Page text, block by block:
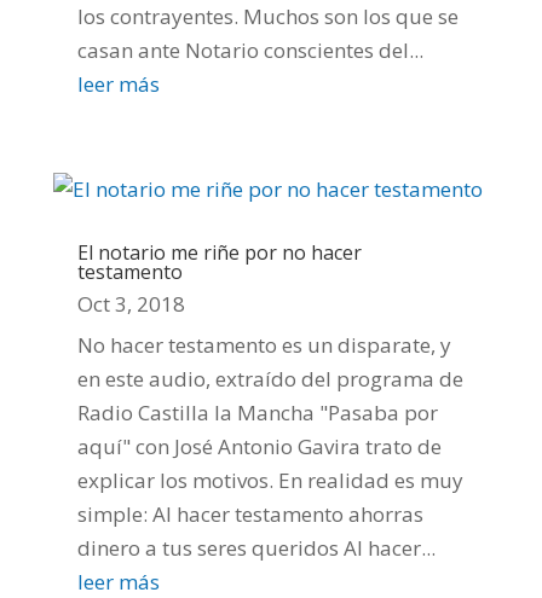
los contrayentes. Muchos son los que se
casan ante Notario conscientes del...
leer más
El notario me riñe por no hacer
testamento
Oct 3, 2018
No hacer testamento es un disparate, y
en este audio, extraído del programa de
Radio Castilla la Mancha "Pasaba por
aquí" con José Antonio Gavira trato de
explicar los motivos. En realidad es muy
simple: Al hacer testamento ahorras
dinero a tus seres queridos Al hacer...
leer más